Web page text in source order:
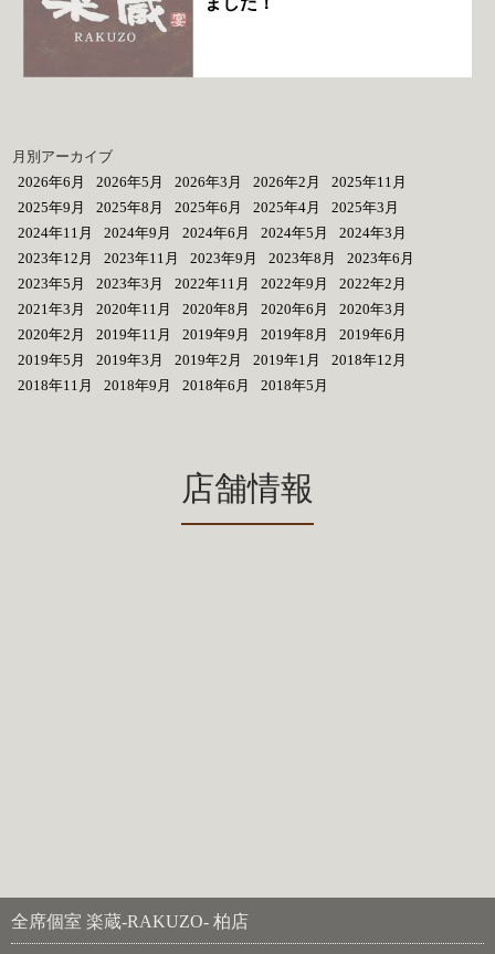
月別アーカイブ
2026年6月
2026年5月 2026年3月 2026年2月
2025年11月
2025年9月
2025年8月 2025年6月 2025年4月
2025年3月
2024年11月
2024年9月 2024年6月 2024年5月
2024年3月
2023年12月
2023年11月 2023年9月 2023年8月
2023年6月
2023年5月
2023年3月 2022年11月 2022年9月
2022年2月
2021年3月
2020年11月 2020年8月 2020年6月
2020年3月
2020年2月
2019年11月 2019年9月 2019年8月
2019年6月
2019年5月
2019年3月 2019年2月 2019年1月
2018年12月
2018年11月
2018年9月 2018年6月 2018年5月
店舗情報
全席個室 楽蔵‐RAKUZO‐ 柏店